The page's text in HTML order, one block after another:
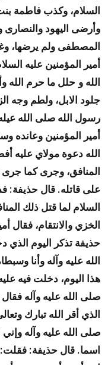
السلام، وكذب فاطمة
وأرضى اليهود
المصطفى ولم يرضها،
أمير المؤمنين عليه
الله و حلل ما حرم الله
جلود الابل، ولطم وجه
رسول الله صلى الله
أمير المؤمنين وعانده
الله دعوة مولاي عليه
المنافق، وجرى كما جرى
على قاتله. قال حذيفة:
السلام لما قتل ذلك
الخزي والانتقام، فقال
حذيفة تذكر اليوم
الله عليه وآله وأنا
هذا اليوم، دخلت فيه
صلى الله عليه وآله فقال
الذي أقر الله تبارك
صلى الله عليه وآله
اسما. قال حذيفة: فقلت: